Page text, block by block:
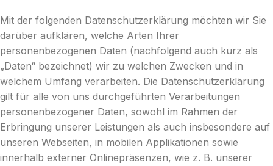
Mit der folgenden Datenschutzerklärung möchten wir Sie
darüber aufklären, welche Arten Ihrer
personenbezogenen Daten (nachfolgend auch kurz als
„Daten“ bezeichnet) wir zu welchen Zwecken und in
welchem Umfang verarbeiten. Die Datenschutzerklärung
gilt für alle von uns durchgeführten Verarbeitungen
personenbezogener Daten, sowohl im Rahmen der
Erbringung unserer Leistungen als auch insbesondere auf
unseren Webseiten, in mobilen Applikationen sowie
innerhalb externer Onlinepräsenzen, wie z. B. unserer